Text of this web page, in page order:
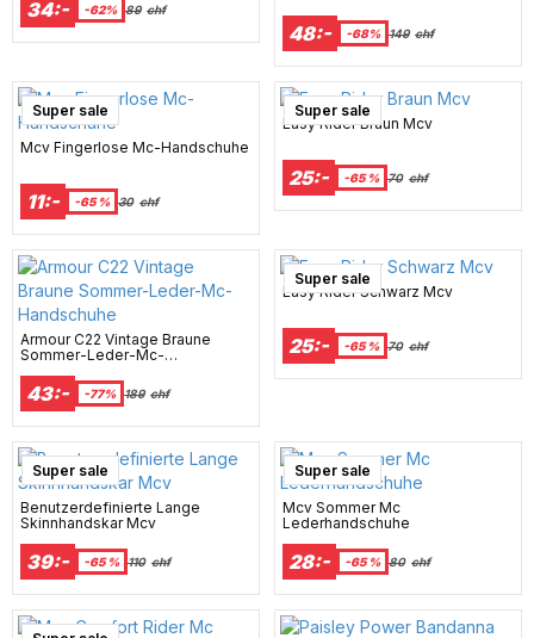
34:- -62% 89 chf
48:- -68% 149 chf
Super sale
Mcv Fingerlose Mc-Handschuhe
11:- -65 % 30 chf
Super sale
Easy Rider Braun Mcv
25:- -65 % 70 chf
Armour C22 Vintage Braune
Sommer-Leder-Mc-
43:- -77% 189 chf
Super sale
Easy Rider Schwarz Mcv
25:- -65 % 70 chf
Super sale
Benutzerdefinierte Lange
Skinnhandskar Mcv
39:- -65 % 110 chf
Super sale
Mcv Sommer Mc
Lederhandschuhe
28:- -65 % 80 chf